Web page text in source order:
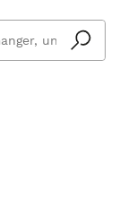
savoir plus